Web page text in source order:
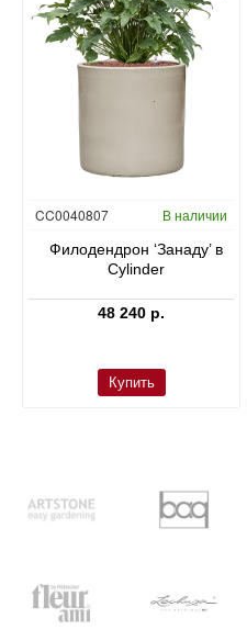
CC0040807 В наличии
Филодендрон ‘Занаду’ в
Cylinder
48 240 р.
Купить